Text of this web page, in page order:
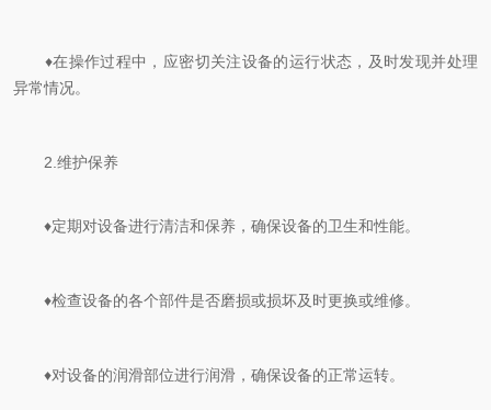
♦在操作过程中，应密切关注设备的运行状态，及时发现并处理
异常情况。
2.维护保养
♦定期对设备进行清洁和保养，确保设备的卫生和性能。
♦检查设备的各个部件是否磨损或损坏及时更换或维修。
♦对设备的润滑部位进行润滑，确保设备的正常运转。